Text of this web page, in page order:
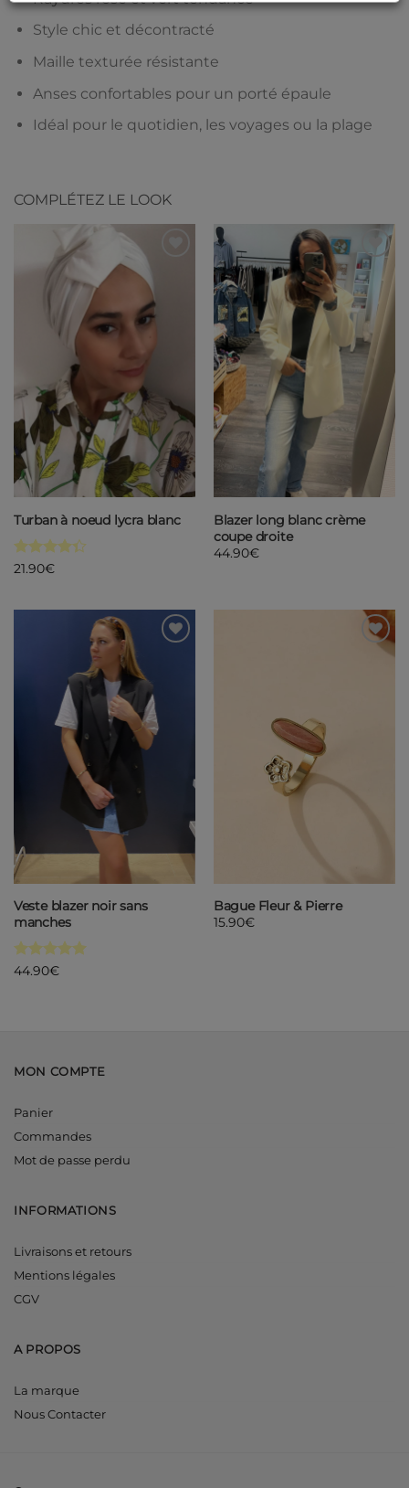
Style chic et décontracté
Maille texturée résistante
Anses confortables pour un porté épaule
Idéal pour le quotidien, les voyages ou la plage
COMPLÉTEZ LE LOOK
souhaits
Turban à noeud lycra blanc
Note4.33
21.90€
Ajouter
à ma
liste de
souhaits
Blazer long blanc crème
coupe droite
44.90€
Veste blazer noir sans
manches
Note5sur
44.90€
Bague Fleur & Pierre
15.90€
MON COMPTE
Panier
Commandes
Mot de passe perdu
INFORMATIONS
Livraisons et retours
Mentions légales
CGV
A PROPOS
La marque
Nous Contacter